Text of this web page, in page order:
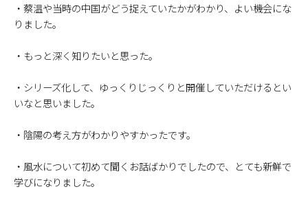
・蔡温や当時の中国がどう捉えていたかがわかり、よい機会にな
りました。
・もっと深く知りたいと思った。
・シリーズ化して、ゆっくりじっくりと開催していただけるとい
いなと思いました。
・陰陽の考え方がわかりやすかったです。
・風水について初めて聞くお話ばかりでしたので、とても新鮮で
学びになりました。